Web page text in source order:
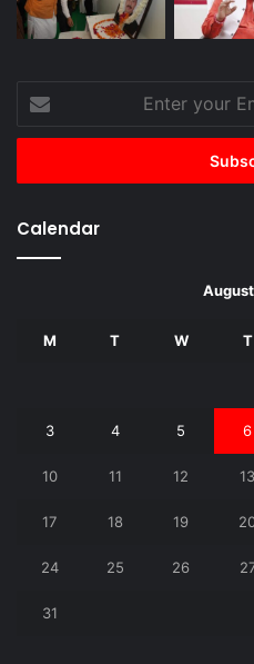
Enter
your
Email
Calendar
M T W T
3 4 5 6
10 11 12 13
17 18 19
24 25 26
31